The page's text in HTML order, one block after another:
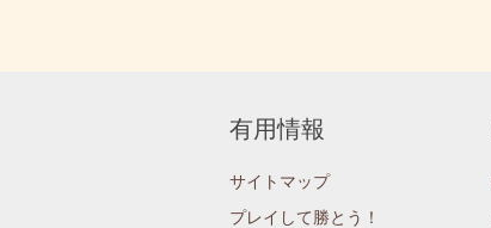
有用情報
サイトマップ
プレイして勝とう！